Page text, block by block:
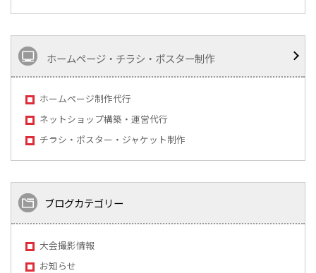
ホームページ・チラシ・ポスター制作
ホームページ制作代行
ネットショップ構築・運営代行
チラシ・ポスター・ジャケット制作
ブログカテゴリー
大会撮影情報
お知らせ